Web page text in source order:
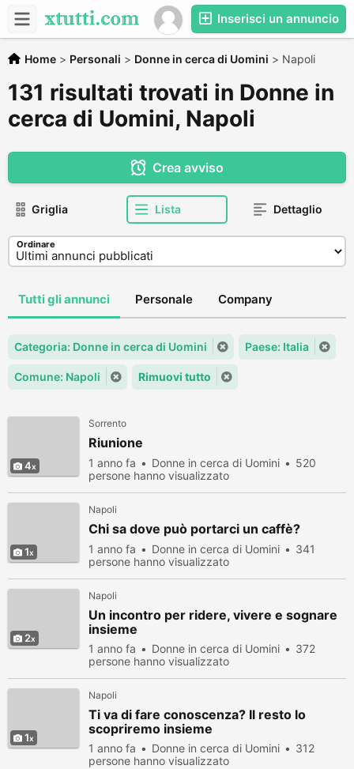
Inserisci un annuncio
Home > Personali > Donne in cerca di Uomini > Napoli
131 risultati trovati in Donne in
cerca di Uomini, Napoli
Crea avviso
Griglia Lista Dettaglio
Ordinare
Tutti gli annunci Personale Company
Categoria: Donne in cerca di Uomini Paese: Italia
Comune: Napoli Rimuovi tutto
4
Sorrento
Riunione
1 anno fa Donne in cerca di Uomini
520
persone hanno visualizzato
1
Napoli
Chi sa dove può portarci un caffè?
1 anno fa Donne in cerca di Uomini
341
persone hanno visualizzato
2
Napoli
Un incontro per ridere, vivere e sognare
insieme
1 anno fa Donne in cerca di Uomini
372
persone hanno visualizzato
1
Napoli
Ti va di fare conoscenza? Il resto lo
scopriremo insieme
1 anno fa Donne in cerca di Uomini
312
persone hanno visualizzato